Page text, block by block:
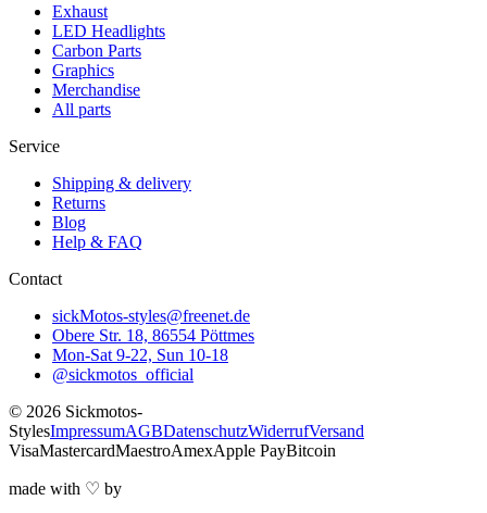
Exhaust
LED Headlights
Carbon Parts
Graphics
Merchandise
All parts
Service
Shipping & delivery
Returns
Blog
Help & FAQ
Contact
sickMotos-styles@freenet.de
Obere Str. 18, 86554 Pöttmes
Mon-Sat 9-22, Sun 10-18
@sickmotos_official
© 2026 Sickmotos-
StylesImpressumAGBDatenschutzWiderrufVersand
VisaMastercardMaestroAmexApple PayBitcoin
made with ♡ by